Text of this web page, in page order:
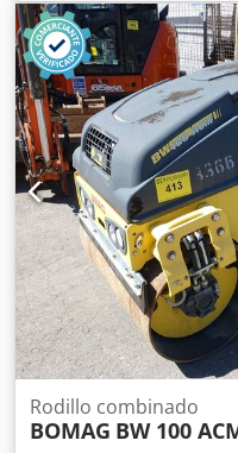
Rodillo combinado
BOMAG BW 100